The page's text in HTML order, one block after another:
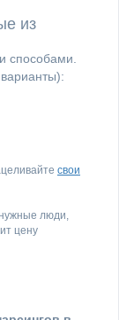
из
способами.
свои
люди,
цену